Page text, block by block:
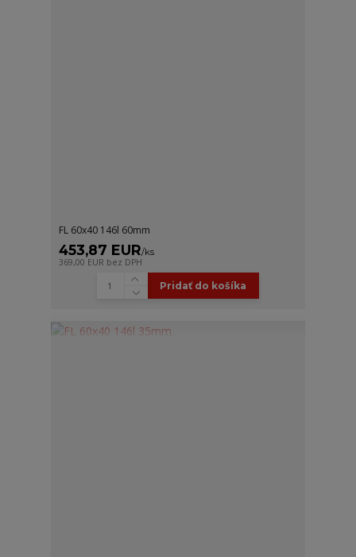
FL 60x40 146l 60mm
453,87 EUR/ks
369,00 EUR bez DPH
Pridať do košíka